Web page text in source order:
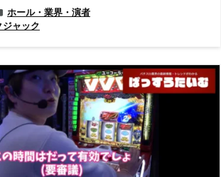
ホール・業界・演者
ャック